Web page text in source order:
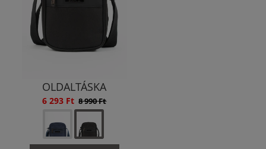
OLDALTÁSKA
6 293 Ft 8 990 Ft